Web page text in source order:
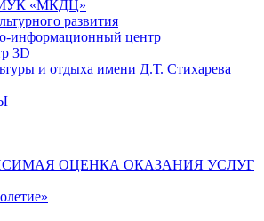
«МКДЦ»
развития
информационный центр
3D
и отдыха имени Д.Т. Стихарева
ОЦЕНКА ОКАЗАНИЯ УСЛУГ